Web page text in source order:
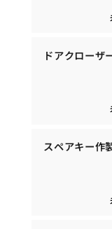
ドアクローザ
スペアキー作